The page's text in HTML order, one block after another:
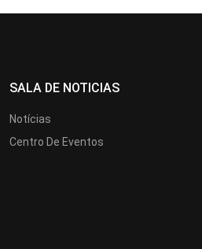
SALA DE NOTICIAS
Notícias
Centro De Eventos